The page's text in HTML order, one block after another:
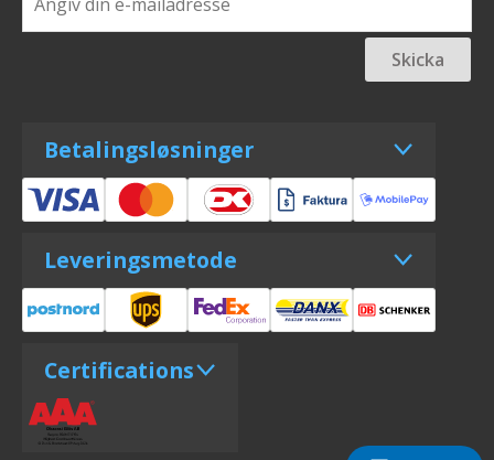
Skicka
Betalingsløsninger
Leveringsmetode
Certifications